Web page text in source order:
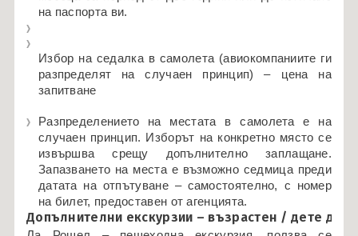
на паспорта ви.
Избор на седалка в самолета (авиокомпаниите ги
разпределят на случаен принцип) – цена на
запитване
Разпределението на местата в самолета е на
случаен принцип. Изборът на конкретно място се
извършва срещу допълнително заплащане.
Запазването на места е възможно седмица преди
датата на отпътуване – самостоятелно, с номер
на билет, предоставен от агенцията.
Допълнителни екскурзии – възрастен / дете до